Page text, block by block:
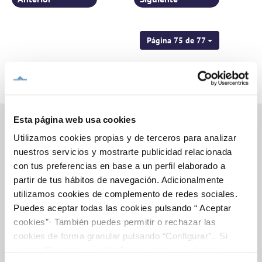
Esta página web usa cookies
Utilizamos cookies propias y de terceros para analizar
nuestros servicios y mostrarte publicidad relacionada
con tus preferencias en base a un perfil elaborado a
partir de tus hábitos de navegación. Adicionalmente
utilizamos cookies de complemento de redes sociales.
Puedes aceptar todas las cookies pulsando “ Aceptar
cookies”· También puedes permitir o rechazar las
cookies de forma granular pulsando “Configurar”. Si
Página 75 de 77
Inicio
Gestiones Online
FACTURAS, PAGOS Y CONSUMOS